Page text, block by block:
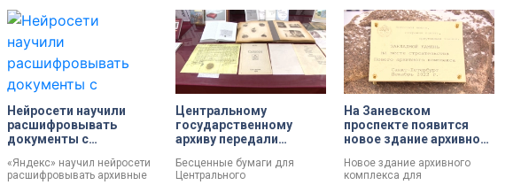
литературы и искусства.
Объект будет находиться
для его строительства
выделен участок на
Заневском проспекте
северо-западнее
веткой железной дороги.
политического и
общественного деятеля
Владимира Гольмана.
Нейросети научили
расшифровывать
документы с
орфографией
«Яндекс» научил нейросети
расшифровывать архивные
Центральному
государственному
архиву передали
документы
Бесценные бумаги для
Центрального
На Заневском
проспекте появится
новое здание архивного
Новое здание архивного
комплекса для